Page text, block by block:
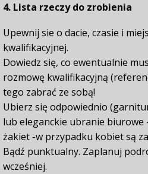
4. Lista rzeczy do zrobienia
Upewnij sie o dacie, czasie i
kwalifikacyjnej.
Dowiedz się, co ewentualnie
rozmowę kwalifikacyjną
tego zabrać ze sobą!
Ubierz się odpowiednio
lub eleganckie ubranie biurowe
żakiet -w przypadku kobiet są
Bądź punktualny. Zaplanuj
wcześniej.